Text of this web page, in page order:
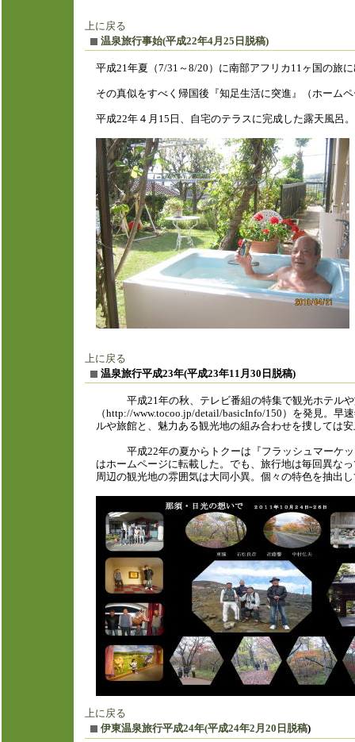
上に戻る
温泉旅行事始(平成22年4月25日脱稿)
平成21年夏（7/31～8/20）に南部アフリカ11ヶ国の旅
その真似をすべく帰国後『知足生活に突進』（ホー
平成22年４月15日、自宅のテラスに完成した露天風
上に戻る
温泉旅行平成23年(平成23年11月30日脱稿)
平成21年の秋、テレビ番組の特集で観光ホテル
（http://www.tocoo.jp/detail/basicInfo/150 ）を発見。早
ルや旅館と、魅力ある観光地の組み合わせを捜しては
平成22年の夏からトクーは『フラッシュマーケ
はホームページに転載した。でも、旅行地は毎回異な
周辺の観光地の雰囲気は大同小異。個々の特色を抽出
上に戻る
伊東温泉旅行平成24年(平成24年2月20日脱稿)